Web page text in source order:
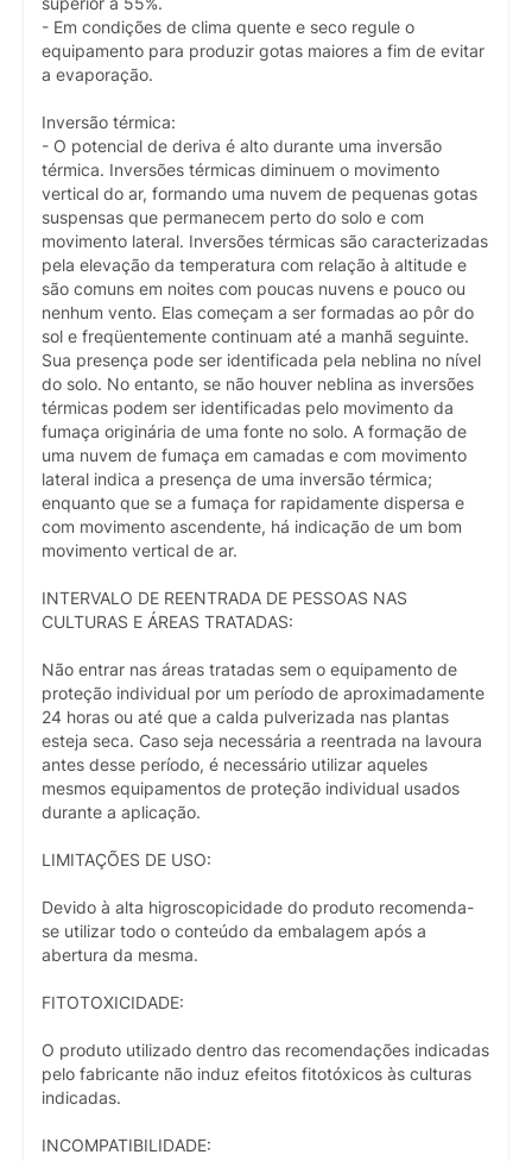
- Em condições de clima quente e seco regule o
equipamento para produzir gotas maiores a fim de evitar
a evaporação.
Inversão térmica:
- O potencial de deriva é alto durante uma inversão
térmica. Inversões térmicas diminuem o movimento
vertical do ar, formando uma nuvem de pequenas gotas
suspensas que permanecem perto do solo e com
movimento lateral. Inversões térmicas são caracterizadas
pela elevação da temperatura com relação à altitude e
são comuns em noites com poucas nuvens e pouco ou
nenhum vento. Elas começam a ser formadas ao pôr do
sol e freqüentemente continuam até a manhã seguinte.
Sua presença pode ser identificada pela neblina no nível
do solo. No entanto, se não houver neblina as inversões
térmicas podem ser identificadas pelo movimento da
fumaça originária de uma fonte no solo. A formação de
uma nuvem de fumaça em camadas e com movimento
lateral indica a presença de uma inversão térmica;
enquanto que se a fumaça for rapidamente dispersa e
com movimento ascendente, há indicação de um bom
movimento vertical de ar.
INTERVALO DE REENTRADA DE PESSOAS NAS
CULTURAS E ÁREAS TRATADAS:
Não entrar nas áreas tratadas sem o equipamento de
proteção individual por um período de aproximadamente
24 horas ou até que a calda pulverizada nas plantas
esteja seca. Caso seja necessária a reentrada na lavoura
antes desse período, é necessário utilizar aqueles
mesmos equipamentos de proteção individual usados
durante a aplicação.
LIMITAÇÕES DE USO:
Devido à alta higroscopicidade do produto recomenda-
se utilizar todo o conteúdo da embalagem após a
abertura da mesma.
FITOTOXICIDADE:
O produto utilizado dentro das recomendações indicadas
pelo fabricante não induz efeitos fitotóxicos às culturas
indicadas.
INCOMPATIBILIDADE: